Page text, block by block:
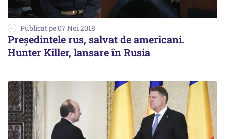
Publicat pe 07 Noi 2018
Președintele rus, salvat de americani.
Hunter Killer, lansare în Rusia